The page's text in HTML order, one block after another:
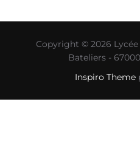
Copyright © 2026 Lycée
Bateliers -
Inspiro Theme